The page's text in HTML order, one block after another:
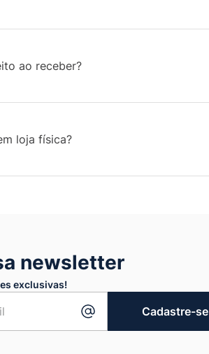
ao receber?
loja física?
newsletter
exclusivas!
Cadastre-se